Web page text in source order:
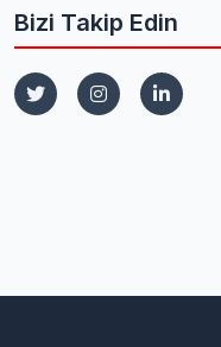
Bizi Takip Edin